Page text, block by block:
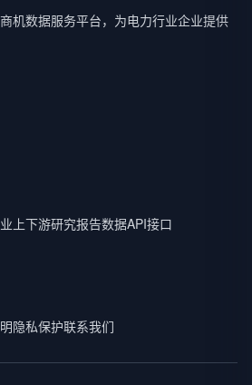
机数据服务平台，为电力行业企业提供
上下游研究报告数据API接口
隐私保护联系我们